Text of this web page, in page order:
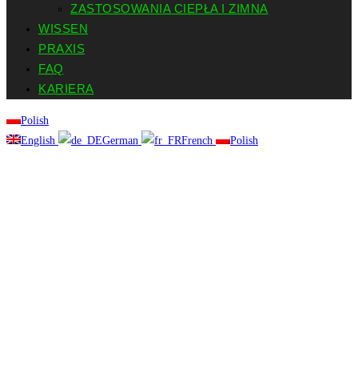
ZASTOSOWANIA CIEPŁA I ZIMNA
WISSEN
PRAXIS
FAQ
KARIERA
Polish
English
German French Polish